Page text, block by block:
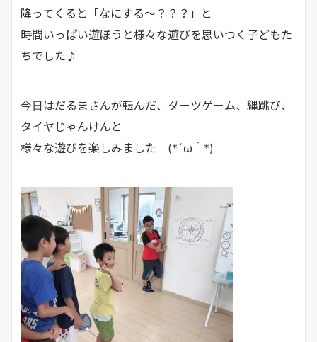
降ってくると「なにする～？？？」と
時間いっぱい遊ぼうと様々な遊びを思いつく子どもた
ちでした♪
今日はだるまさんが転んだ、ダーツゲーム、縄跳び、
タイヤじゃんけんと
様々な遊びを楽しみました (*´ω｀*)